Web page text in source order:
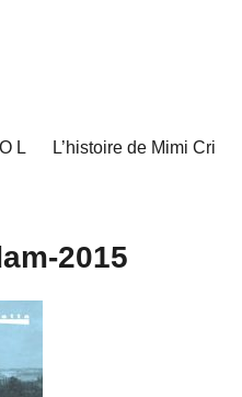
L L’histoire de Mimi Cri
2015